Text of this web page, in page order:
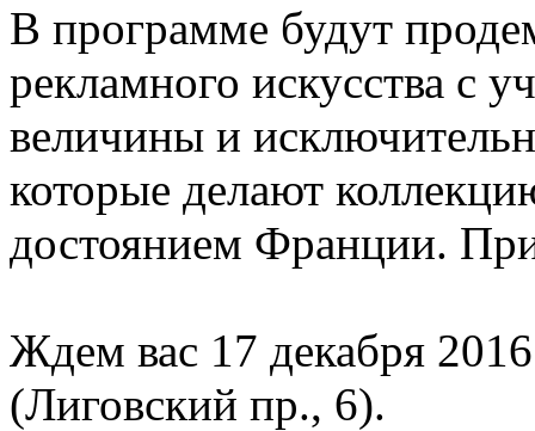
В программе будут
рекламного искусства с
величины и
которые делают
достоянием Франции.
Ждем вас 17 декабря
(Лиговский пр., 6).